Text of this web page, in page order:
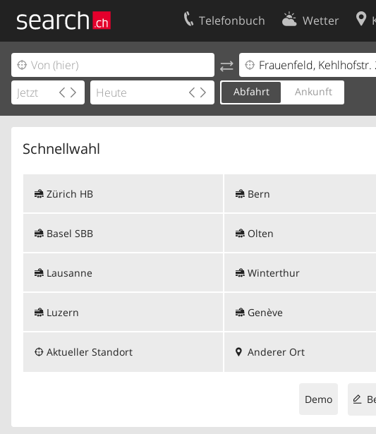
Telefonbuch Wetter
Abfahrt Ankunft
Schnellwahl
Zürich HB
Basel SBB
Lausanne
Luzern
Bern
Olten
Winterthur
Genève
Aktueller Standort Anderer Ort
Demo
Ihr Eintrag
Kundencenter Geschäftskunden
Kontakt
Nutzungsbedingungen